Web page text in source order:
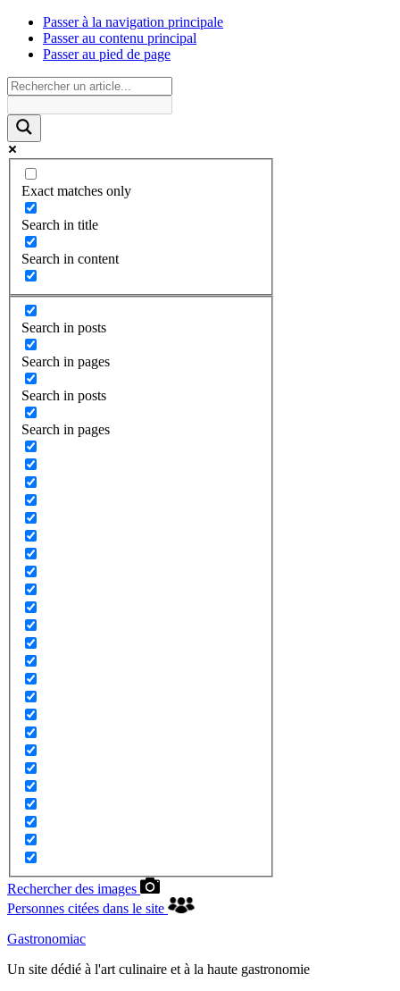
Passer à la navigation principale
Passer au contenu principal
Passer au pied de page
Exact matches only
Search in title
Search in content
Search in posts
Search in pages
Search in posts
Search in pages
Rechercher des images
Personnes citées dans le site
Gastronomiac
Un site dédié à l'art culinaire et à la haute gastronomie